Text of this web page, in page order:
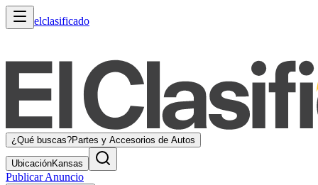
elclasificado
¿Qué buscas?Partes y Accesorios de Autos
UbicaciónKansas
Publicar Anuncio